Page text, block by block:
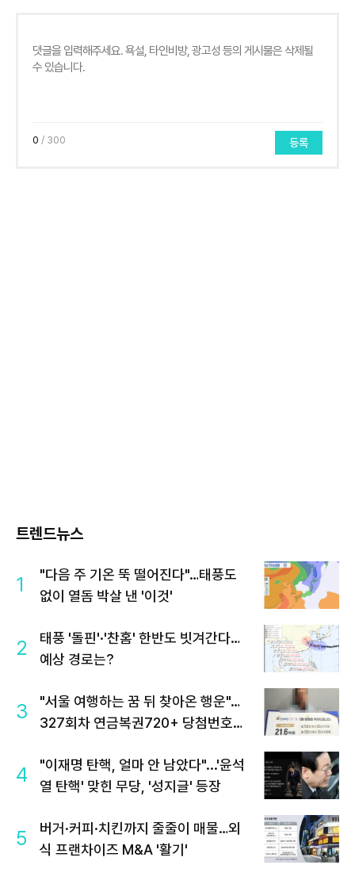
0 / 300 등록
트렌드뉴스
1
"다음 주 기온 뚝 떨어진다"…태풍도
없이 열돔 박살 낸 '이것'
2
태풍 '돌핀'·'찬홈' 한반도 빗겨간다…
예상 경로는?
3
"서울 여행하는 꿈 뒤 찾아온 행운"…
327회차 연금복권720+ 당첨번호조
4
"이재명 탄핵, 얼마 안 남았다"...'윤석
열 탄핵' 맞힌 무당, '성지글' 등장
5
버거·커피·치킨까지 줄줄이 매물…외
식 프랜차이즈 M&A '활기'